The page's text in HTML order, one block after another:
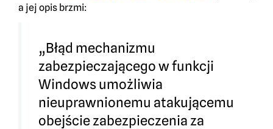
a jej opis brzmi:
„Błąd mechanizmu
zabezpieczającego w funkcji
Windows umożliwia
nieuprawnionemu atakującemu
obejście zabezpieczenia za